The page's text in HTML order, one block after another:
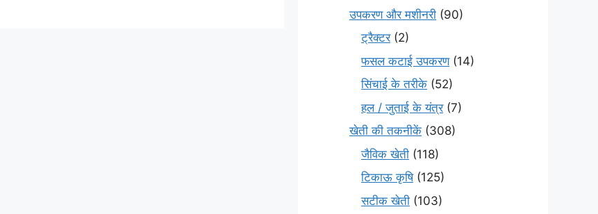
उपकरण और मशीनरी (90)
ट्रैक्टर(2)
फसल कटाई उपकरण(14)
सिंचाई के तरीके (52)
हल / जुताई के यंत्र(7)
खेती की तकनीकें (308)
जैविक खेती (118)
टिकाऊ कृषि(125)
सटीक खेती (103)